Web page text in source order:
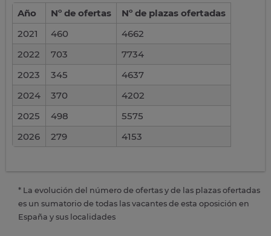
Año Nº de ofertas
Nº de plazas ofertadas
2021
460
4662
2022
703
7734
2023
345
4637
2024
370
4202
2025
498
5575
2026
279 4153
* La evolución del número de ofertas y de las plazas ofertadas
es un sumatorio de todas las vacantes de esta oposición en
España y sus localidades